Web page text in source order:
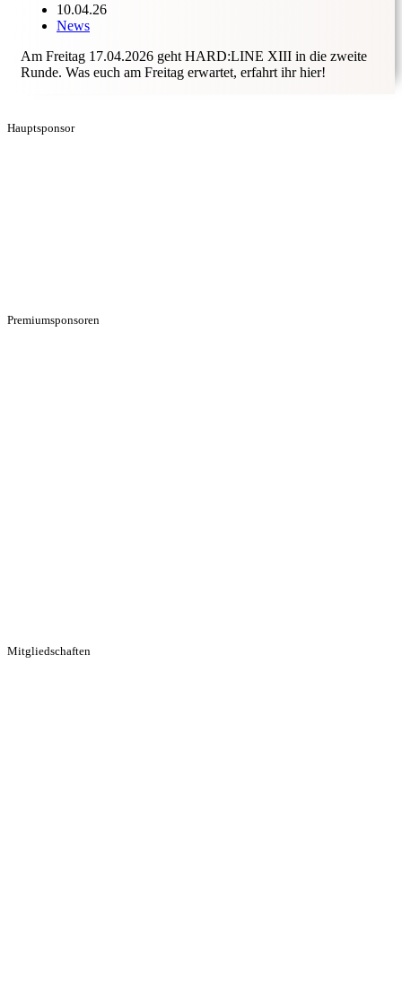
10.04.26
News
Am Freitag 17.04.2026 geht HARD:LINE XIII in die zweite
Runde. Was euch am Freitag erwartet, erfahrt ihr hier!
Hauptsponsor
Premiumsponsoren
Mitgliedschaften